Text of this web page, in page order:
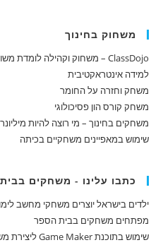
משחוק בחינוך
ClassDojo – משחוק וקהילה לומדת משותפת
למידה אינטראקטיבית
משחק וחזרה על החומר
משחק קורס הון פסיכולוגי
משחקים בחינוך – מי רוצה להיות
שימוש במאפיינים משחקיים בכיתה
כתבו עלינו - משחקים
ילדים בישראל יוצרים משחקי מחשב
מפתחים משחקים בבית הספר
שימוש בתוכנת Game Maker ליצירת משחק לימודי רציני